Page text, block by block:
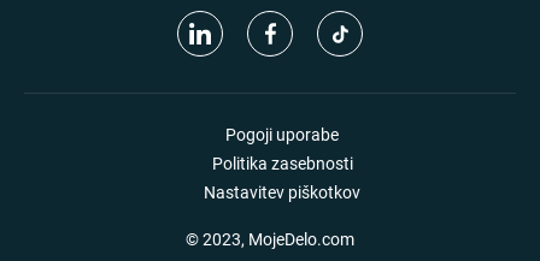
Pogoji uporabe
Politika zasebnosti
Nastavitev piškotkov
© 2023, MojeDelo.com